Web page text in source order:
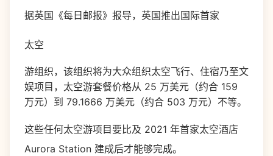
据英国《每日邮报》报导，英国推出国际首家
太空
游组织，该组织将为大众组织太空飞行、住宿乃至文
娱项目，太空游套餐价格从 25 万美元（约合 159
万元）到 79.1666 万美元（约合 503 万元）不等。
这些任何太空游项目要比及 2021 年首家太空酒店
Aurora Station 建成后才能够完成。